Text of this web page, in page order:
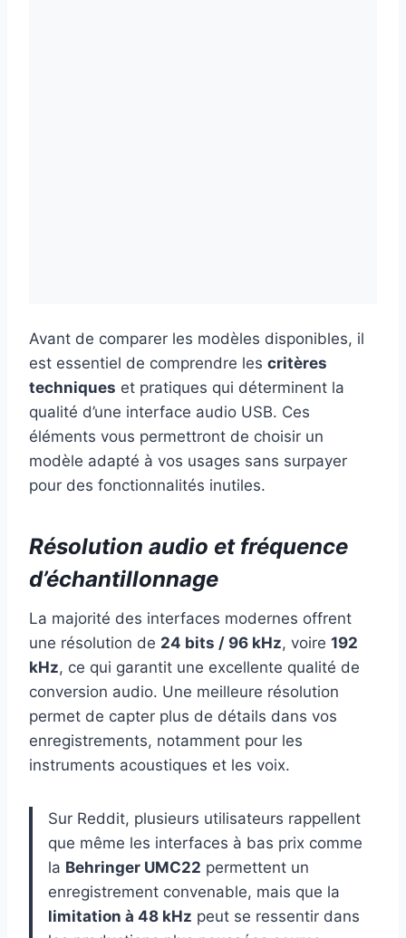
Avant de comparer les modèles disponibles, il
est essentiel de comprendre les critères
techniques et pratiques qui déterminent la
qualité d’une interface audio USB. Ces
éléments vous permettront de choisir un
modèle adapté à vos usages sans surpayer
pour des fonctionnalités inutiles.
Résolution audio et fréquence
d’échantillonnage
La majorité des interfaces modernes offrent
une résolution de 24 bits / 96 kHz, voire 192
kHz, ce qui garantit une excellente qualité de
conversion audio. Une meilleure résolution
permet de capter plus de détails dans vos
enregistrements, notamment pour les
instruments acoustiques et les voix.
Sur Reddit, plusieurs utilisateurs rappellent
que même les interfaces à bas prix comme
la Behringer UMC22 permettent un
enregistrement convenable, mais que la
limitation à 48 kHz peut se ressentir dans